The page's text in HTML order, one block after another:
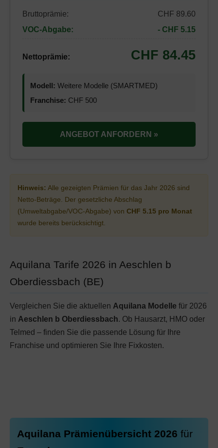
Bruttoprämie:
CHF 89.60
VOC-Abgabe:
- CHF 5.15
Nettoprämie: CHF 84.45
Modell: Weitere Modelle (SMARTMED)
Franchise: CHF 500
ANGEBOT ANFORDERN »
Hinweis: Alle gezeigten Prämien für das Jahr 2026 sind
Netto-Beträge. Der gesetzliche Abschlag
(Umweltabgabe/VOC-Abgabe) von CHF 5.15 pro Monat
wurde bereits berücksichtigt.
Aquilana Tarife 2026 in Aeschlen b
Oberdiessbach (BE)
Vergleichen Sie die aktuellen Aquilana Modelle für 2026
in Aeschlen b Oberdiessbach. Ob Hausarzt, HMO oder
Telmed – finden Sie die passende Lösung für Ihre
Franchise und optimieren Sie Ihre Fixkosten.
Aquilana Prämienübersicht 2026 für